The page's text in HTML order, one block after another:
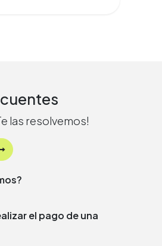
las resolvemos!
somos?